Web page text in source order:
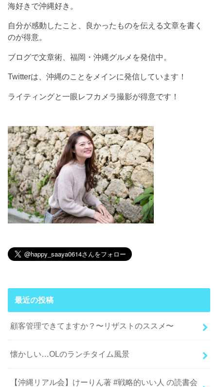
海好きで沖縄好き。
自分が感動したこと、良かったものを伝える文章を書く
のが得意。
ブログで文章術、福岡・沖縄グルメを発信中。
Twitterは、沖縄のことをメインに発信しています！
ライティングと一眼レフカメラ撮影が得意です！
最近の投稿
顧客管理できてますか？〜リザストのススメ〜
懐かしい…OLのランチタイム風景
【沖縄リアル会】けーりん著 #戦略的いい人 の読書会